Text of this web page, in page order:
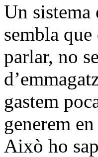
Un sistema
sembla
parlar, no
gastem
generem
Això ho